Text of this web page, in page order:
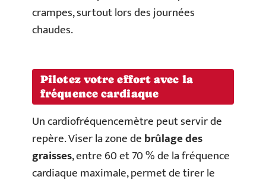
crampes, surtout lors des journées
chaudes.
Pilotez votre effort avec la
fréquence cardiaque
Un cardiofréquencemètre peut servir de
repère. Viser la zone debrûlage des
graisses, entre 60 et 70 % de la fréquence
cardiaque maximale, permet de tirer le